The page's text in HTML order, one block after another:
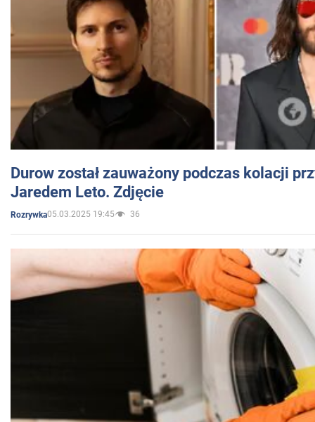
Durow został zauważony podczas kolacji
Jaredem Leto. Zdjęcie
Rozrywka05.03.2025 19:45 36